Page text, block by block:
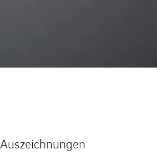
Auszeichnungen